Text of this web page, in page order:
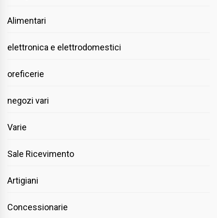
Alimentari
elettronica e elettrodomestici
oreficerie
negozi vari
Varie
Sale Ricevimento
Artigiani
Concessionarie